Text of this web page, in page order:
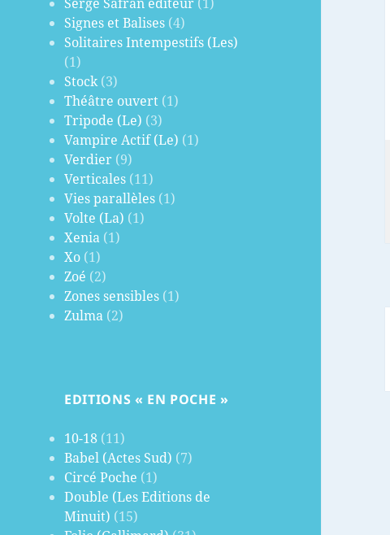
Signes et Balises (4)
Solitaires Intempestifs (Les)
(1)
Stock(3)
Théâtre ouvert (1)
Tripode (Le) (3)
Vampire Actif (Le) (1)
Verdier (9)
Verticales (11)
Vies parallèles (1)
Volte (La) (1)
Xenia (1)
Xo (1)
Zoé (2)
Zones sensibles (1)
Zulma (2)
EDITIONS « EN POCHE »
10-18 (11)
Babel (Actes Sud) (7)
Circé Poche (1)
Double (Les Editions de
Minuit) (15)